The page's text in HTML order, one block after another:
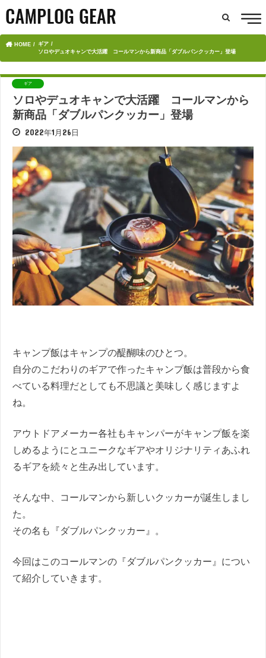
HOME
ギア
ソロやデュオキャンで大活躍 コールマンから新商品「ダブルパンクッカー」登場
ギア
ソロやデュオキャンで大活躍 コールマンから
新商品「ダブルパンクッカー」登場
2022年1月26日
キャンプ飯はキャンプの醍醐味のひとつ。
自分のこだわりのギアで作ったキャンプ飯は普段から食
べている料理だとしても不思議と美味しく感じますよ
ね。
アウトドアメーカー各社もキャンパーがキャンプ飯を楽
しめるようにとユニークなギアやオリジナリティあふれ
るギアを続々と生み出しています。
そんな中、コールマンから新しいクッカーが誕生しまし
た。
その名も『ダブルパンクッカー』。
今回はこのコールマンの『ダブルパンクッカー』につい
て紹介していきます。